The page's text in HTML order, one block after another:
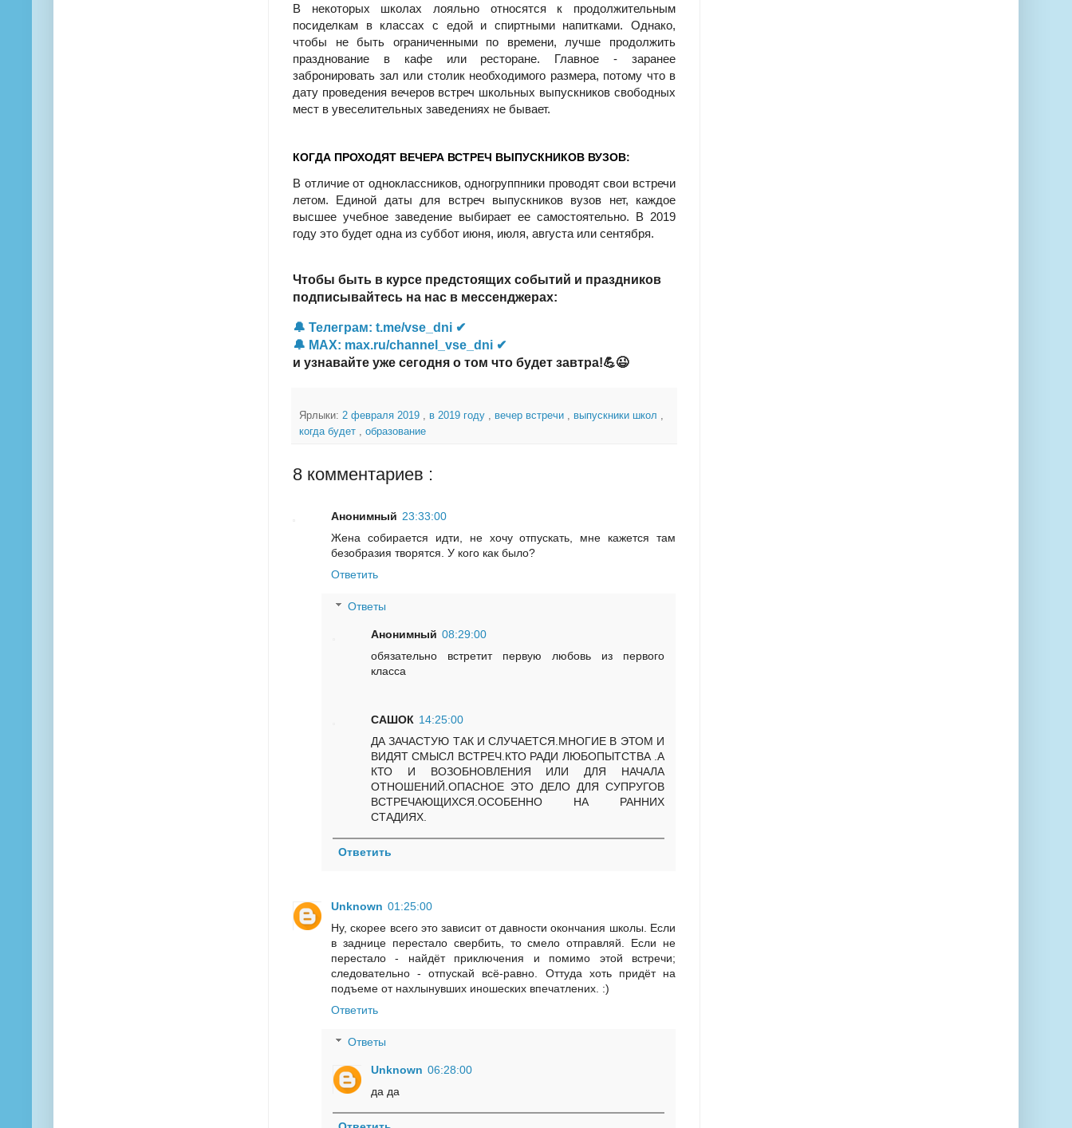
В некоторых школах лояльно относятся к продолжительным
посиделкам в классах с едой и спиртными напитками. Однако,
чтобы не быть ограниченными по времени, лучше продолжить
празднование в кафе или ресторане. Главное - заранее
забронировать зал или столик необходимого размера, потому что в
дату проведения вечеров встреч школьных выпускников свободных
мест в увеселительных заведениях не бывает.
КОГДА ПРОХОДЯТ ВЕЧЕРА ВСТРЕЧ ВЫПУСКНИКОВ ВУЗОВ:
В отличие от одноклассников, одногруппники проводят свои встречи
летом. Единой даты для встреч выпускников вузов нет, каждое
высшее учебное заведение выбирает ее самостоятельно. В 2019
году это будет одна из суббот июня, июля, августа или сентября.
Чтобы быть в курсе предстоящих событий и праздников
подписывайтесь на нас в мессенджерах:
🔔 Телеграм: t.me/vse_dni ✔
🔔 MAX: max.ru/channel_vse_dni ✔
и узнавайте уже сегодня о том что будет завтра!💪😉
Ярлыки: 2 февраля 2019 в 2019 году вечер встречи выпускники школ
когда будет
образование
8 комментариев :
Анонимный 23:33:00
Жена собирается идти, не хочу отпускать, мне кажется там
безобразия творятся. У кого как было?
Ответить
Ответы
Анонимный 08:29:00
обязательно встретит первую любовь из первого
класса
САШОК 14:25:00
ДА ЗАЧАСТУЮ ТАК И СЛУЧАЕТСЯ.МНОГИЕ В ЭТОМ И
ВИДЯТ СМЫСЛ ВСТРЕЧ.КТО РАДИ ЛЮБОПЫТСТВА .А
КТО И ВОЗОБНОВЛЕНИЯ ИЛИ ДЛЯ НАЧАЛА
ОТНОШЕНИЙ.ОПАСНОЕ ЭТО ДЕЛО ДЛЯ СУПРУГОВ
ВСТРЕЧАЮЩИХСЯ.ОСОБЕННО НА РАННИХ
СТАДИЯХ.
Ответить
Unknown 01:25:00
Ну, скорее всего это зависит от давности окончания школы. Если
в заднице перестало свербить, то смело отправляй. Если не
перестало - найдёт приключения и помимо этой встречи;
следовательно - отпускай всё-равно. Оттуда хоть придёт на
подъеме от нахлынувших иношеских впечатлених. :)
Ответить
Ответы
Unknown 06:28:00
да да